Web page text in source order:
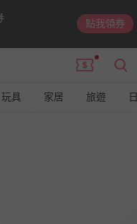
點我領券
玩具 家居 旅遊